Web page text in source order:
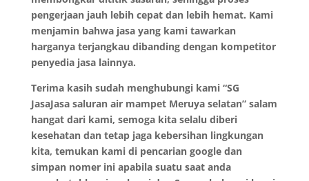
pengerjaan jauh lebih cepat dan lebih hemat. Kami
menjamin bahwa jasa yang kami tawarkan
harganya terjangkau dibanding dengan kompetitor
penyedia jasa lainnya.
Terima kasih sudah menghubungi kami “SG
JasaJasa saluran air mampet Meruya selatan” salam
hangat dari kami, semoga kita selalu diberi
kesehatan dan tetap jaga kebersihan lingkungan
kita, temukan kami di pencarian google dan
simpan nomer ini apabila suatu saat anda